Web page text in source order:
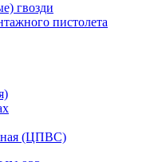
гвозди
пистолета
(ЦПВС)